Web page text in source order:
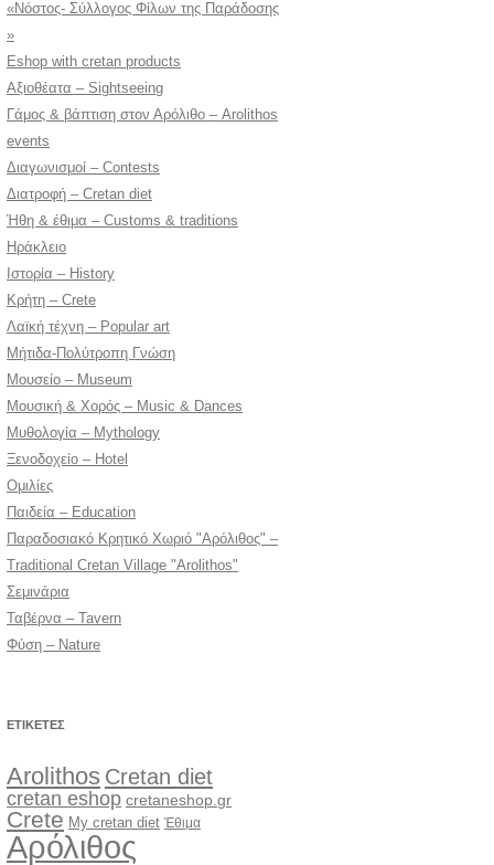
«Νόστος- Σύλλογος Φίλων της Παράδοσης
»
Eshop with cretan products
Αξιοθέατα – Sightseeing
Γάμος & βάπτιση στον Αρόλιθο – Arolithos
events
Διαγωνισμοί – Contests
Διατροφή – Cretan diet
Ήθη & έθιμα – Customs & traditions
Ηράκλειο
Ιστορία – History
Κρήτη – Crete
Λαϊκή τέχνη – Popular art
Μήτιδα-Πολύτροπη Γνώση
Μουσείο – Museum
Μουσική & Χορός – Music & Dances
Μυθολογία – Mythology
Ξενοδοχείο – Hotel
Ομιλίες
Παιδεία – Education
Παραδοσιακό Κρητικό Χωριό "Αρόλιθος" –
Traditional Cretan Village "Arolithos"
Σεμινάρια
Ταβέρνα – Tavern
Φύση – Nature
ΕΤΙΚΈΤΕΣ
Arolithos Cretan diet
cretan eshop cretaneshop.gr
Crete My cretan diet Έθιμα
Αρόλιθος